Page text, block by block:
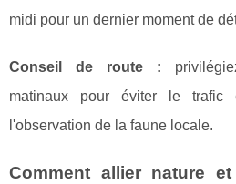
midi pour un dernier moment de
Conseil de route :
matinaux pour éviter le trafic
l'observation de la faune locale.
Comment allier nature